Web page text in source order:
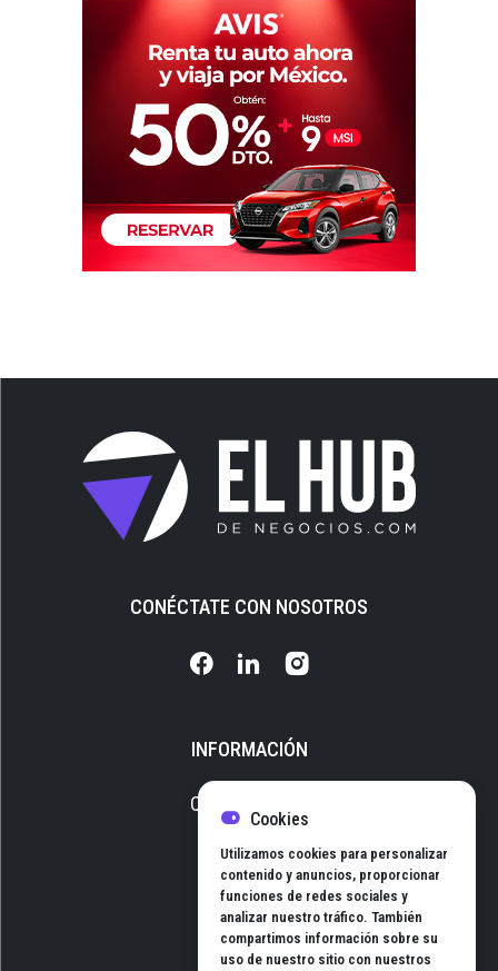
INFORMACIÓN
Quiénes somos
Newsletter
Contacto
CONÉCTATE CON NOSOTROS
Cookies
Utilizamos cookies para personalizar
contenido y anuncios, proporcionar
funciones de redes sociales y
analizar nuestro tráfico. También
compartimos información sobre su
uso de nuestro sitio con nuestros